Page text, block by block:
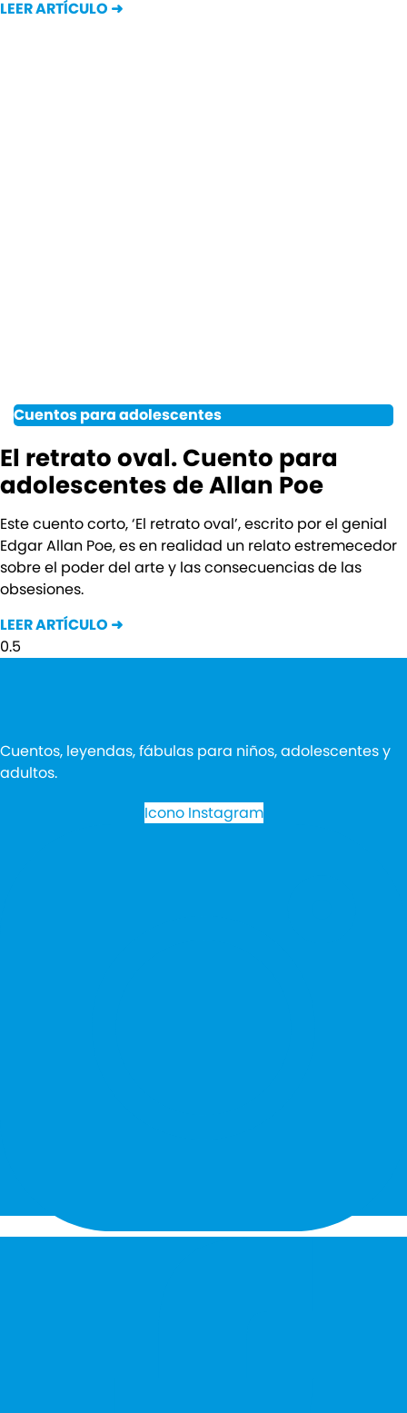
LEER ARTÍCULO ➜
Cuentos para adolescentes
El retrato oval. Cuento para
adolescentes de Allan Poe
Este cuento corto, ‘El retrato oval’, escrito por el genial
Edgar Allan Poe, es en realidad un relato estremecedor
sobre el poder del arte y las consecuencias de las
obsesiones.
LEER ARTÍCULO ➜
Cuentos, leyendas, fábulas para niños, adolescentes y
adultos.
Icono Instagram